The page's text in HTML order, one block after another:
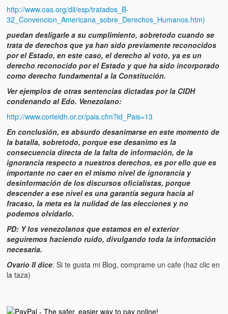
http://www.oas.org/dil/esp/tratados_B-
32_Convencion_Americana_sobre_Derechos_Humanos.htm)
puedan desligarle a su cumplimiento, sobretodo cuando se
trata de derechos que ya han sido previamente reconocidos
por el Estado, en este caso, el derecho al voto, ya es un
derecho reconocido por el Estado y que ha sido incorporado
como derecho fundamental a la Constitución.
Ver ejemplos de otras sentencias dictadas por la CIDH
condenando al Edo. Venezolano:
http://www.corteidh.or.cr/pais.cfm?id_Pais=13
En conclusión, es absurdo desanimarse en este momento de
la batalla, sobretodo, porque ese desanimo es la
consecuencia directa de la falta de información, de la
ignorancia respecto a nuestros derechos, es por ello que es
importante no caer en el mismo nivel de ignorancia y
desinformación de los discursos oficialistas, porque
descender a ese nivel es una garantía segura hacia al
fracaso, la meta es la nulidad de las elecciones y no
podemos olvidarlo.
PD: Y los venezolanos que estamos en el exterior
seguiremos haciendo ruido, divulgando toda la información
necesaria.
Ovario II dice: Si te gusta mi Blog, comprame un cafe (haz clic en
la taza)